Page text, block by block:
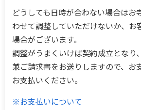
どうしても日時が合わない場合はお
わせて調整していただけないか、お
場合がございます。
調整がうまくいけば契約成立となり
兼ご請求書をお送りしますので、お
お支払いください。
※お支払いについて